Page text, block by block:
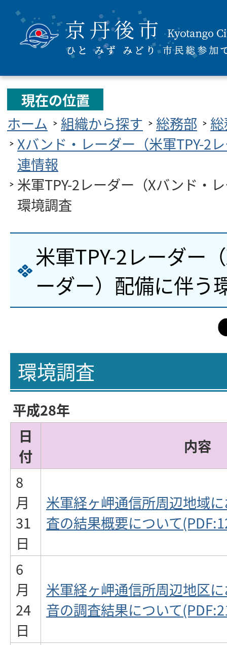
現在の位置
ホーム
組織から探す 総務部
Xバンド・レーダー（米軍TPY-2
連情報
米軍TPY-2レーダー（Xバンド・
環境調査
米軍TPY-2レーダー
ーダー）配備に伴う
環境調査
平成28年
日
付
内容
8
月
31
日
米軍経ヶ岬通信所周辺地域
査の結果概要について
6
月
24
日
米軍経ヶ岬通信所周辺地区
音の調査結果について